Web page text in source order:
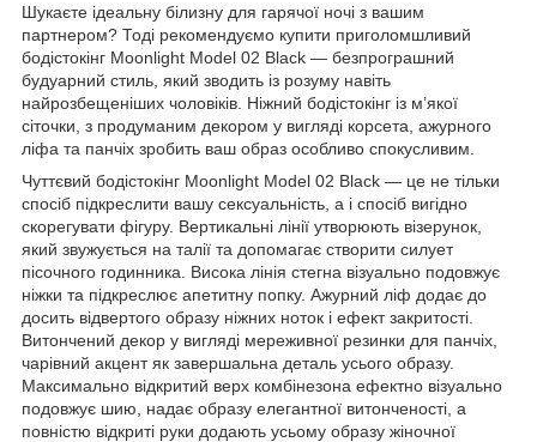
Шукаєте ідеальну білизну для гарячої ночі з вашим
партнером? Тоді рекомендуємо купити приголомшливий
бодістокінг Moonlight Model 02 Black — безпрограшний
будуарний стиль, який зводить із розуму навіть
найрозбещеніших чоловіків. Ніжний бодістокінг із м’якої
сіточки, з продуманим декором у вигляді корсета, ажурного
ліфа та панчіх зробить ваш образ особливо спокусливим.
Чуттєвий бодістокінг Moonlight Model 02 Black — це не тільки
спосіб підкреслити вашу сексуальність, а і спосіб вигідно
скорегувати фігуру. Вертикальні лінії утворюють візерунок,
який звужується на талії та допомагає створити силует
пісочного годинника. Висока лінія стегна візуально подовжує
ніжки та підкреслює апетитну попку. Ажурний ліф додає до
досить відвертого образу ніжних ноток і ефект закритості.
Витончений декор у вигляді мереживної резинки для панчіх,
чарівний акцент як завершальна деталь усього образу.
Максимально відкритий верх комбінезона ефектно візуально
подовжує шию, надає образу елегантної витонченості, а
повністю відкриті руки додають усьому образу жіночної